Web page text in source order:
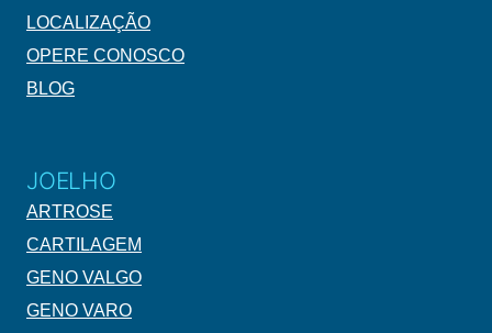
LOCALIZAÇÃO
OPERE CONOSCO
BLOG
JOELHO
ARTROSE
CARTILAGEM
GENO VALGO
GENO VARO